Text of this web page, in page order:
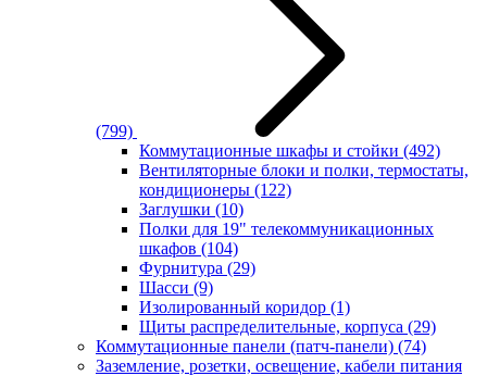
(799)
Коммутационные шкафы и стойки (492)
Вентиляторные блоки и полки, термостаты,
кондиционеры (122)
Заглушки (10)
Полки для 19" телекоммуникационных
шкафов (104)
Фурнитура (29)
Шасси (9)
Изолированный коридор (1)
Щиты распределительные, корпуса (29)
Коммутационные панели (патч-панели) (74)
Заземление, розетки, освещение, кабели питания